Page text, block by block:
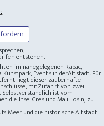
entstehen.
im nahegelegenen Rabac,
Events in derAltstadt. Für
liegt dieser zauberhafte
mitZufahrt von zwei
ist vom
die Insel Cres und Mali Losinj zu
Meer und die historische Altstadt